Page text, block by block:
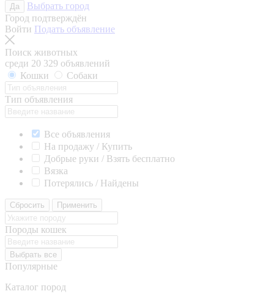
Да
Выбрать город
Город подтверждён
Войти Подать объявление
Поиск животных
среди 20 329 объявлений
Кошки
Собаки
Тип объявления
Все объявления
На продажу / Купить
Добрые руки / Взять бесплатно
Вязка
Потерялись / Найдены
Сбросить Применить
Породы кошек
Выбрать все
Популярные
Каталог пород